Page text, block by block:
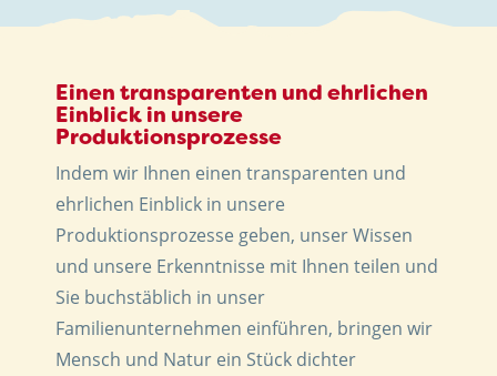
Einen transparenten und ehrlichen
Einblick in unsere
Produktionsprozesse
Indem wir Ihnen einen transparenten und
ehrlichen Einblick in unsere
Produktionsprozesse geben, unser Wissen
und unsere Erkenntnisse mit Ihnen teilen und
Sie buchstäblich in unser
Familienunternehmen einführen, bringen wir
Mensch und Natur ein Stück dichter